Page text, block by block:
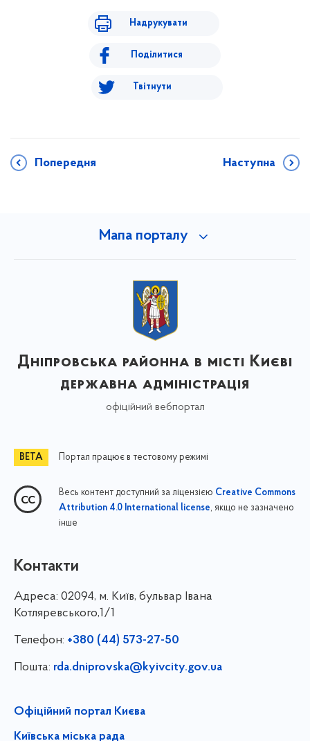
Надрукувати
Поділитися
Твітнути
Попередня Наступна
Мапа порталу
Дніпровська районна в місті Києві
державна адміністрація
офіційний вебпортал
Портал працює в тестовому режимі
Весь контент доступний за ліцензією Creative Commons
Attribution 4.0 International license, якщо не зазначено
інше
Контакти
Адреса: 02094, м. Київ, бульвар Івана
Котляревського,1/1
Телефон: +380 (44) 573-27-50
Пошта: rda.dniprovska@kyivcity.gov.ua
Офіційний портал Києва
Київська міська рада